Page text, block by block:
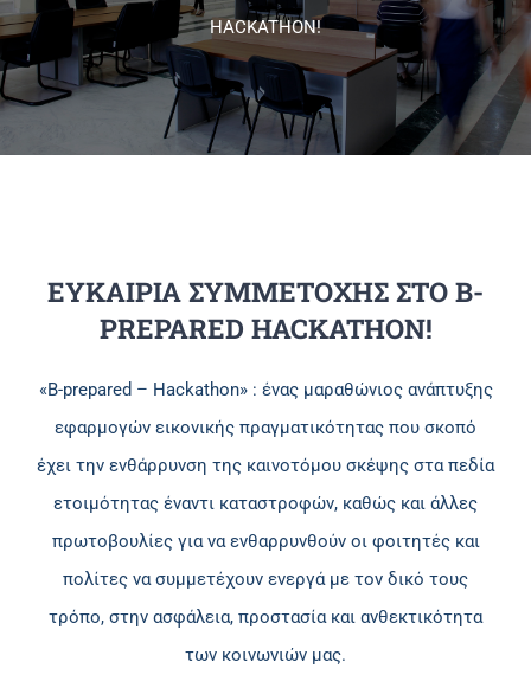
Πανεπιστημιακές Μονάδες
HACKATHON!
ΕΥΚΑΙΡΙΑ ΣΥΜΜΕΤΟΧΗΣ ΣΤΟ B-
PREPARED HACKATHON!
«B-prepared – Hackathon» : ένας μαραθώνιος ανάπτυξης
εφαρμογών εικονικής πραγματικότητας που σκοπό
έχει την ενθάρρυνση της καινοτόμου σκέψης στα πεδία
ετοιμότητας έναντι καταστροφών, καθώς και άλλες
πρωτοβουλίες για να ενθαρρυνθούν οι φοιτητές και
πολίτες να συμμετέχουν ενεργά με τον δικό τους
τρόπο, στην ασφάλεια, προστασία και ανθεκτικότητα
των κοινωνιών μας.